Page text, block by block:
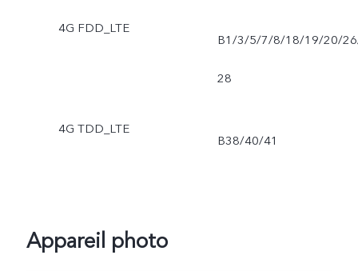
4G FDD_LTE
B1/3/5/7/8/18/19/20/
28
4G TDD_LTE
B38/40/41
Appareil photo